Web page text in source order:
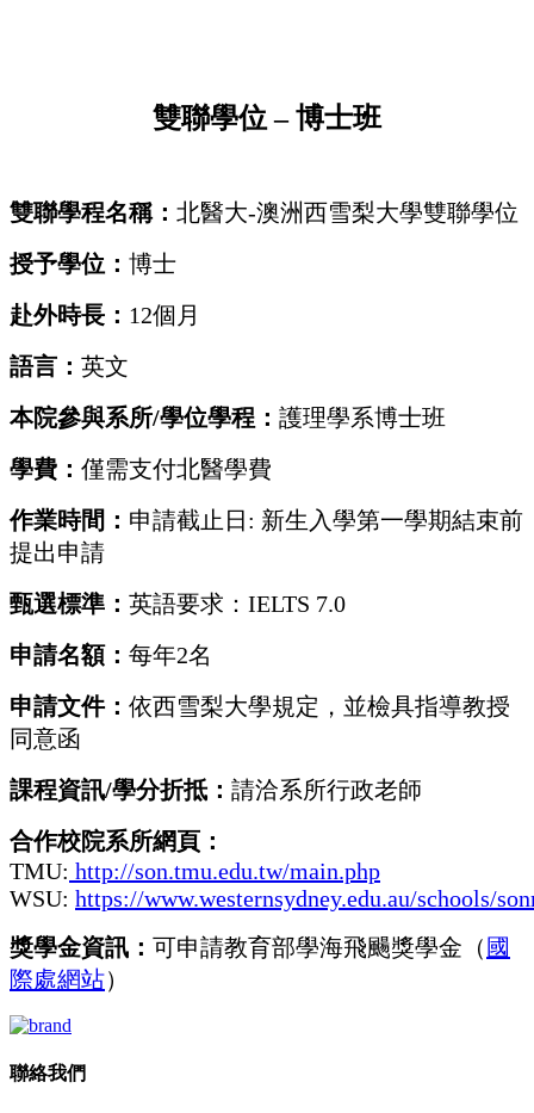
雙聯學位–博士班
雙聯學程名稱： 北醫大-澳洲西雪梨大學雙聯學位
授予學位： 博士
赴外時長： 12個月
語言： 英文
本院參與系所/學位學程： 護理學系博士班
學費： 僅需支付北醫學費
作業時間： 申請截止日 : 新生入學第一學期結束前
提出申請
甄選標準： 英語要求： IELTS 7.0
申請名額： 每年2名
申請文件： 依西雪梨大學規定，並檢具指導教授
同意函
課程資訊/學分折抵： 請洽系所行政老師
合作校院系所網頁：
TMU: http://son.tmu.edu.tw/main.php
WSU: https://www.westernsydney.edu.au/schools/
獎學金資訊： 可申請教育部學海飛颺獎學金（ 國
際處網站）
聯絡我們